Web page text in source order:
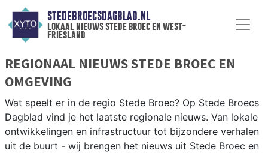
STEDEBROECSDAGBLAD.NL
lokaal nieuws stede broec en west-
friesland
REGIONAAL NIEUWS STEDE BROEC EN
OMGEVING
Wat speelt er in de regio Stede Broec? Op Stede Broecs
Dagblad vind je het laatste regionale nieuws. Van lokale
ontwikkelingen en infrastructuur tot bijzondere verhalen
uit de buurt - wij brengen het nieuws uit Stede Broec en